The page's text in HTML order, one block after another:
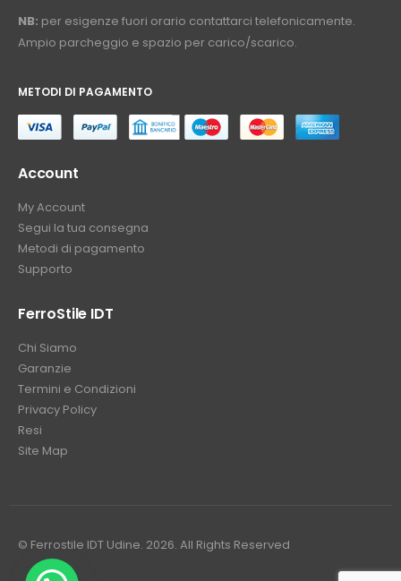
NB: per esigenze fuori orario contattarci telefonicamente.
Ampio parcheggio e spazio per carico/scarico.
METODI DI PAGAMENTO
Account
My Account
Segui la tua consegna
Metodi di pagamento
Supporto
FerroStile IDT
Chi Siamo
Garanzie
Termini e Condizioni
Privacy Policy
Resi
Site Map
© Ferrostile IDT Udine. 2026. All Rights Reserved